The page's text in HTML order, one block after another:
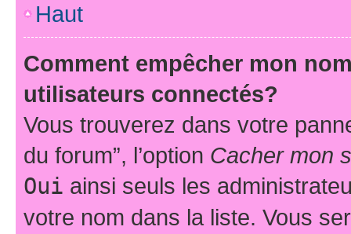
Haut
Comment empêcher mon
utilisateurs connectés?
Vous trouverez dans votre
du forum”, l’option Cacher mon
Oui ainsi seuls les
votre nom dans la liste. Vous